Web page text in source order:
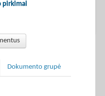
pirkimai
Dokumento grupė